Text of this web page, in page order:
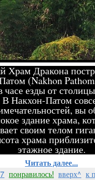
Храм Дракона
(Nakhon
часе езды от
В Накхон-Патом
вы
здание храма,
своим телом
храма
этажное здание.
Читать далее...
понравилось! вверх^ к